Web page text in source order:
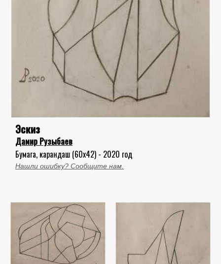
Эскиз
Дамир Рузыбаев
Бумага, карандаш (60x42) - 2020 год
Нашли ошибку? Сообщите нам.